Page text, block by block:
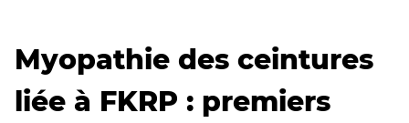
Myopathie des ceintures
liée à FKRP : premiers